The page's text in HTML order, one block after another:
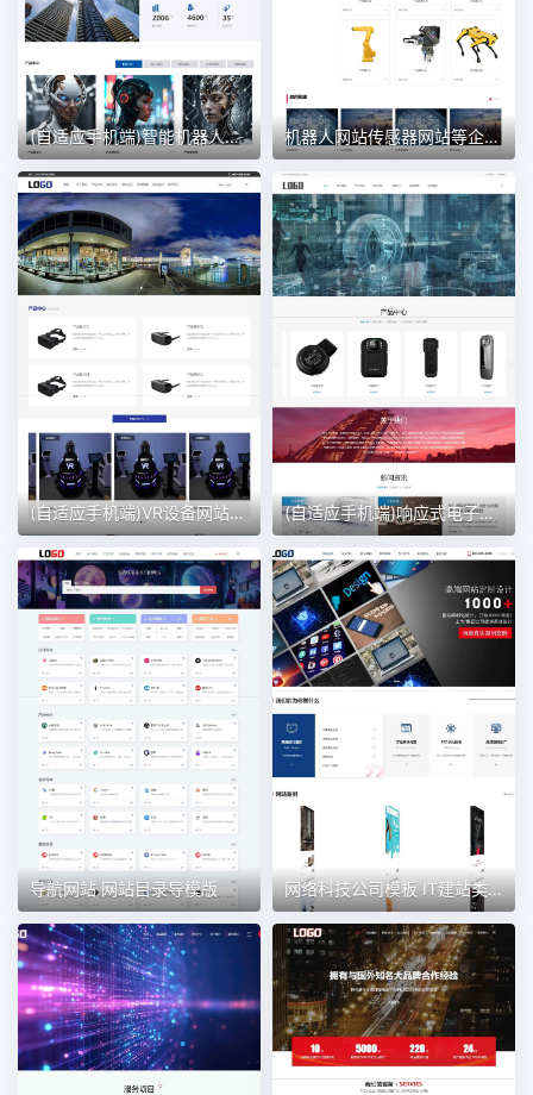
(自适应手机端)智能机器人网站模板 智能AI人工网站 机器人网站传感器网站等企业 传感器网站模版
(自适应手机端)VR设备网站模板 VR眼睛网站 (自适应手机端)响应式电子设备网站模板
导航网站 网站目录导模版 网络科技公司模板 IT建站类网站